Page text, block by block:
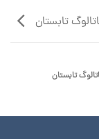
تابستان
تابستان